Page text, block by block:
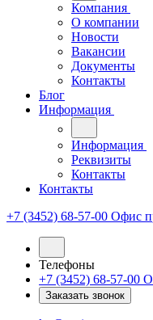
Компания
О компании
Новости
Вакансии
Документы
Контакты
Блог
Информация
Информация
Реквизиты
Контакты
Контакты
+7 (3452) 68-57-00 Офис
Телефоны
+7 (3452) 68-57-00
Заказать звонок